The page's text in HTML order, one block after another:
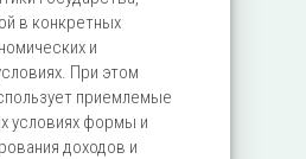
в конкретных
и
При этом
приемлемые
условиях формы и
доходов и